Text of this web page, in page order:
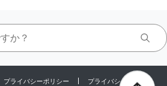
プライバシーポリシー プライバシーセンター